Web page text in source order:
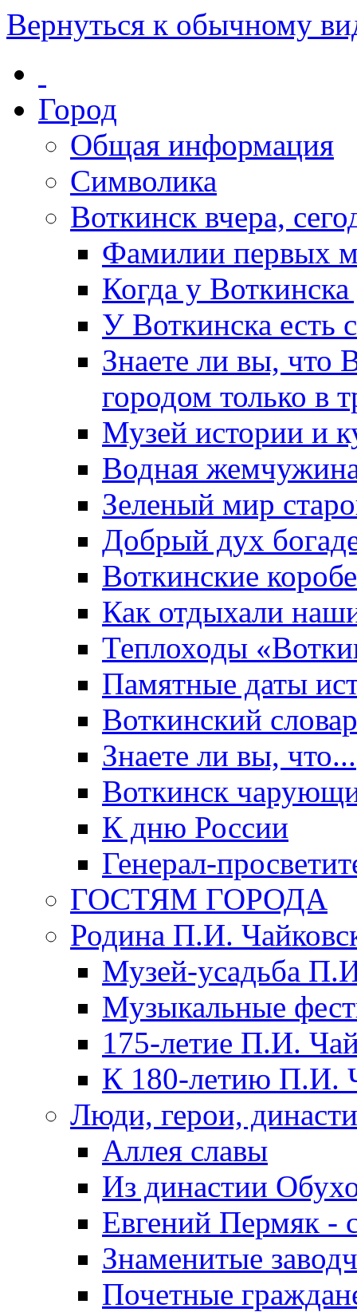
Вернуться к обычному
Город
Общая информация
Символика
Воткинск вчера,
Фамилии первых
Когда у
У Воткинска есть
Знаете ли вы, что
городом только в
Музей истории и
Водная
Зеленый мир
Добрый дух
Воткинские
Как отдыхали
Теплоходы
Памятные даты
Воткинский
Знаете ли вы, что...
Воткинск
К дню России
Генерал-
ГОСТЯМ ГОРОДА
Родина П.И.
Музей-усадьба
Музыкальные
175-летие П.И.
К 180-летию П.И.
Люди, герои,
Аллея славы
Из династии
Евгений Пермяк -
Знаменитые
Почетные